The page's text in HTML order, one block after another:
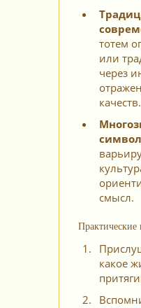
тотем
или
через
качеств.
смысл.
Практические
какое